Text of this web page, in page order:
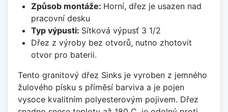
Způsob montáže: Horní, dřez je usazen nad
pracovní desku
Typ výpusti: Sítková výpusť 3 1/2
Dřez z výroby bez otvorů, nutno zhotovit
otvor pro baterii.
Tento granitový dřez Sinks je vyroben z jemného
žulového písku s příměsí barviva a je pojen
vysoce kvalitním polyesterovým pojivem. Dřez